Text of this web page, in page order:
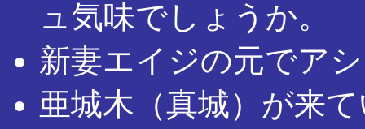
ュ気味でしょうか。
新妻エイジの元でア
亜城木（真城）が来